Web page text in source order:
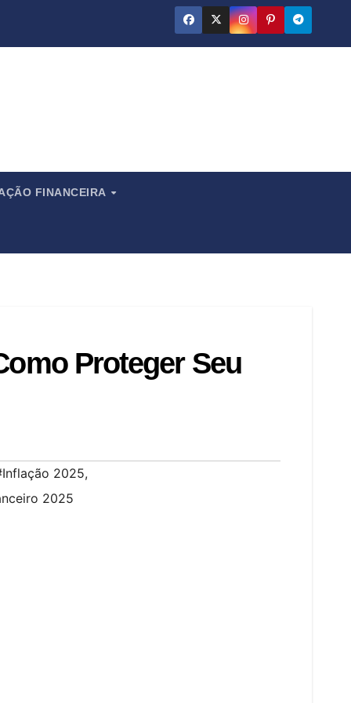
FINANCEIRA
Proteger Seu
2025,
2025